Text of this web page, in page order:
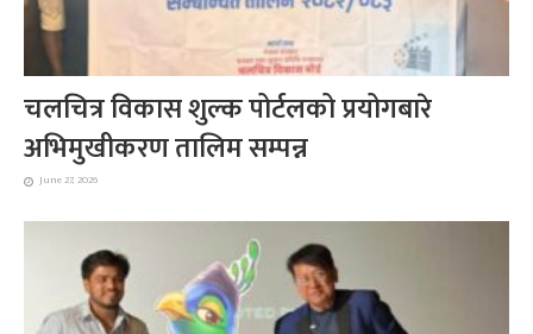
चलचित्र विकास शुल्क पोर्टलको प्रयोगबारे
अभिमुखीकरण तालिम सम्पन्न
June 27, 2026